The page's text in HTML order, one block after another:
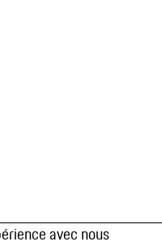
avec nous